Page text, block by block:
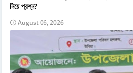
নিয়ে প্রশ্ন?
August 06, 2026